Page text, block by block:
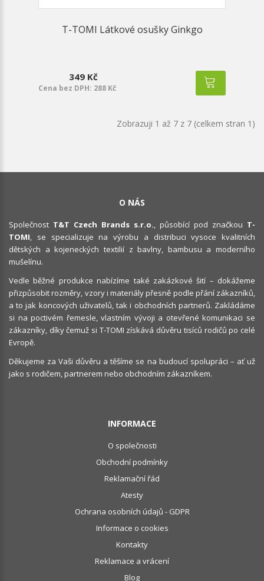
T-TOMI Látkové osušky Ginkgo
349 Kč
Cena bez DPH: 288 Kč
Zobrazuji 1 až 7 z 7 (celkem stran 1)
O NÁS
Společnost T&T Czech Brands s.r.o., působící pod značkou T-
TOMI, se specializuje na výrobu a distribuci vysoce kvalitních
dětských a kojeneckých textilií z bavlny, bambusu a moderního
mušelínu.
Vedle běžné produkce nabízíme také zakázkové šití – dokážeme
přizpůsobit rozměry, vzory i materiály přesně podle přání zákazníků,
a to jak koncových uživatelů, tak i obchodních partnerů. Zakládáme
si na poctivém řemesle, vlastním vývoji a otevřené komunikaci se
zákazníky, díky čemuž si T-TOMI získává důvěru tisíců rodičů po celé
Evropě.
Děkujeme za Vaši důvěru a těšíme se na budoucí spolupráci – ať už
jako s rodičem, partnerem nebo obchodním zákazníkem.
INFORMACE
O společnosti
Obchodní podmínky
Reklamační řád
Atesty
Ochrana osobních údajů - GDPR
Informace o cookies
Kontakty
Reklamace a vrácení
Blog